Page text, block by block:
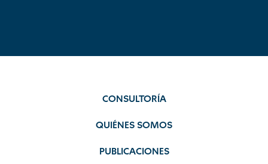
CONSULTORÍA
QUIÉNES SOMOS
PUBLICACIONES